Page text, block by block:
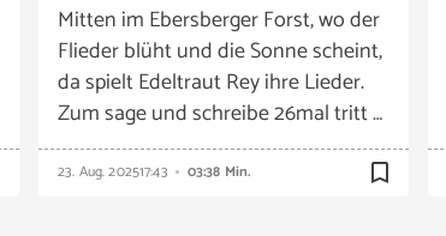
Mitten im Ebersberger Forst, wo der
Flieder blüht und die Sonne scheint,
da spielt Edeltraut Rey ihre Lieder.
Zum sage und schreibe 26mal tritt …
23. Aug. 202517:43 03:38 Min. bookmark_border